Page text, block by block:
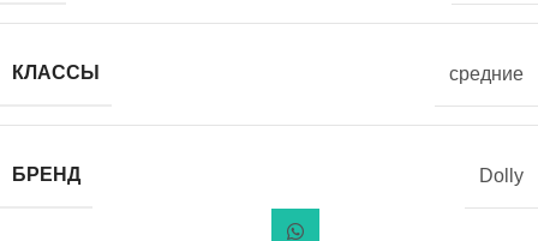
КЛАССЫ средние
БРЕНД Dolly